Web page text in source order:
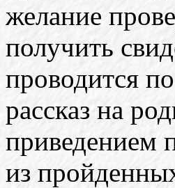
желание
получить
проводится
рассказ на
приведением
из